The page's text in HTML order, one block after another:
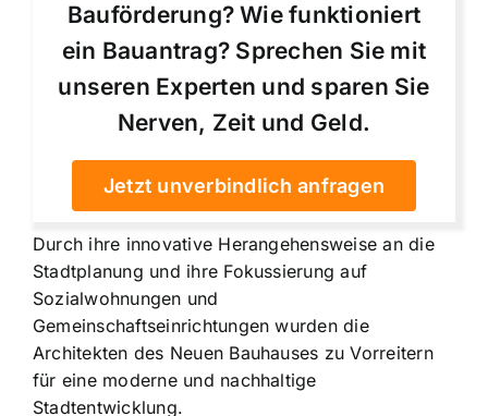
Bauförderung? Wie funktioniert
ein Bauantrag? Sprechen Sie mit
unseren Experten und sparen Sie
Nerven, Zeit und Geld.
Jetzt unverbindlich anfragen
Durch ihre innovative Herangehensweise an die
Stadtplanung und ihre Fokussierung auf
Sozialwohnungen und
Gemeinschaftseinrichtungen wurden die
Architekten des Neuen Bauhauses zu Vorreitern
für eine moderne und nachhaltige
Stadtentwicklung.